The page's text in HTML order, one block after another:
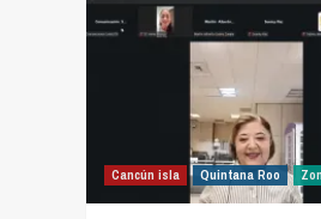
Cancún isla Quintana Roo